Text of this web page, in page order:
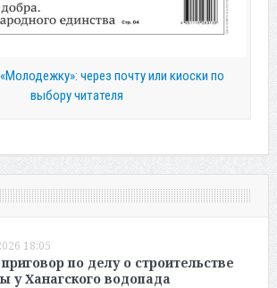
через почту или киоски по
выбору читателя
18:05
по делу о строительстве
у Ханагского водопада